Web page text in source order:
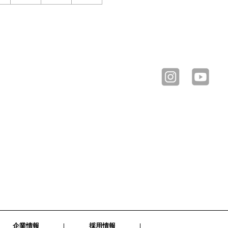
企業情報 採用情報